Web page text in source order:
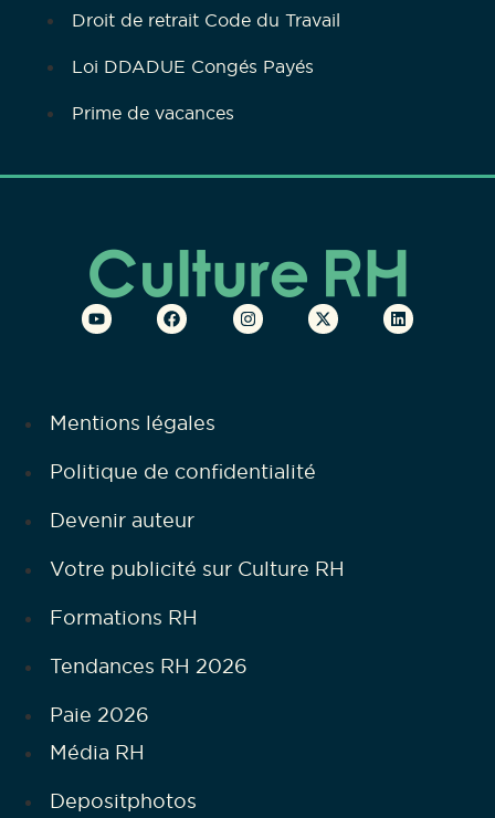
Droit de retrait Code du Travail
Loi DDADUE Congés Payés
Prime de vacances
Mentions légales
Politique de confidentialité
Devenir auteur
Votre publicité sur Culture RH
Formations RH
Tendances RH 2026
Paie 2026
Média RH
Depositphotos